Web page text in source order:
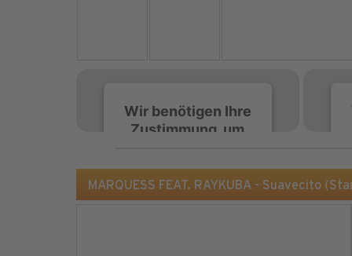
Wir benötigen Ihre
Zustimmung, um
Service zu laden!
Wir verwenden Spotify,
MARQUESS FEAT. RAYKUBA - Suavecito